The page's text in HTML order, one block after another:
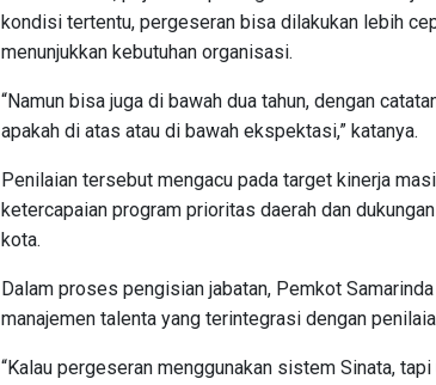
kondisi tertentu, pergeseran bisa dilakukan lebih
menunjukkan kebutuhan organisasi.
“Namun bisa juga di bawah dua tahun, dengan
apakah di atas atau di bawah ekspektasi,” katanya.
Penilaian tersebut mengacu pada target kinerja
ketercapaian program prioritas daerah dan
kota.
Dalam proses pengisian jabatan, Pemkot
manajemen talenta yang terintegrasi dengan
“Kalau pergeseran menggunakan sistem Sinata,